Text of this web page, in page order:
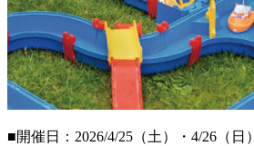
■開催日：2026/4/25（土）・4/26（日）